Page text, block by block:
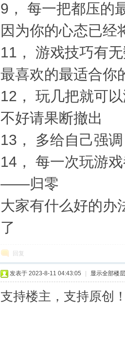
9， 每一把都压的
因为你的心态已经
11， 游戏技巧有
最喜欢的最适合你
12， 玩几把就可
不好请果断撤出
13， 多给自己强
14， 每一次玩游
——归零
大家有什么好的办
了
回复
发表于 2023-8-11 04:43:05 显示全部楼层
支持楼主，支持原创